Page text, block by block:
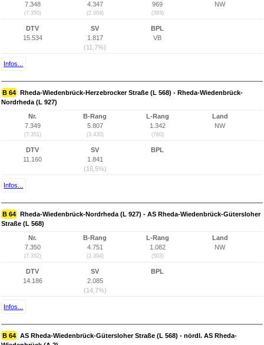
7.348
(7.350)
4.347
(2.004)
969
(393)
NW
DTV
15.534
SV
1.817
(11,7%)
BPL
VB
Infos...
B 64 Rheda-Wiedenbrück-Herzebrocker Straße (L 568) - Rheda-Wiedenbrück-
Nordrheda (L 927)
Nr.
7.349
(7.351)
B-Rang
5.807
(3.430)
L-Rang
1.342
(760)
Land
NW
DTV
11.160
SV
1.841
(16,5%)
BPL
Infos...
B 64 Rheda-Wiedenbrück-Nordrheda (L 927) - AS Rheda-Wiedenbrück-Gütersloher
Straße (L 568)
Nr.
7.350
(7.352)
B-Rang
4.751
(2.394)
L-Rang
1.082
(503)
Land
NW
DTV
14.186
SV
2.085
(14,7%)
BPL
Infos...
B 64 AS Rheda-Wiedenbrück-Gütersloher Straße (L 568) - nördl. AS Rheda-